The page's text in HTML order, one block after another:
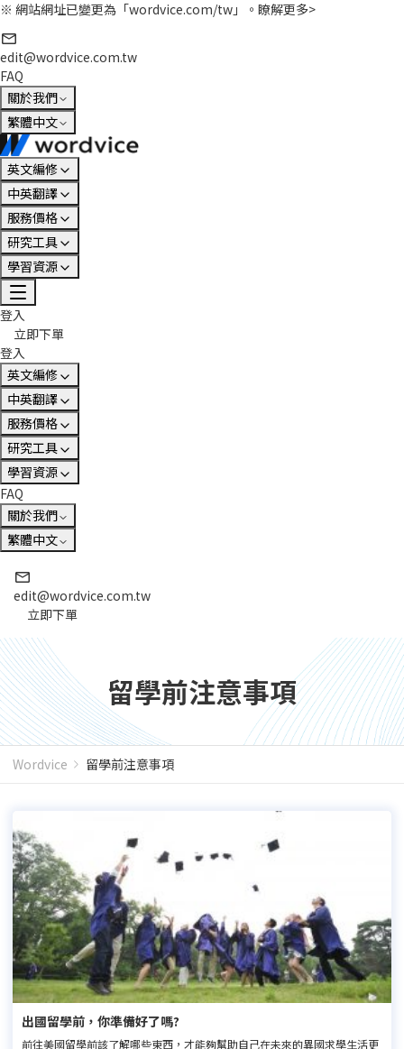
※ 網站網址已變更為「wordvice.com/tw」。 瞭解更多>
edit@wordvice.com.tw
FAQ
關於我們
繁體中文
英文編修
中英翻譯
服務價格
研究工具
學習資源
登入
立即下單
登入
英文編修
中英翻譯
服務價格
研究工具
學習資源
FAQ
關於我們
繁體中文
edit@wordvice.com.tw
立即下單
留學前注意事項
Wordvice 留學前注意事項
出國留學前，你準備好了嗎?
前往美國留學前該了解哪些東西，才能夠幫助自己在未來的異國求學生活更